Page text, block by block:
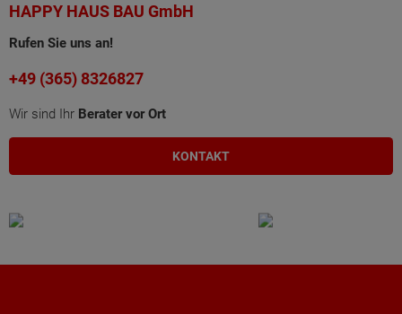
HAPPY HAUS BAU GmbH
Rufen Sie uns an!
+49 (365) 8326827
Wir sind Ihr Berater vor Ort
KONTAKT